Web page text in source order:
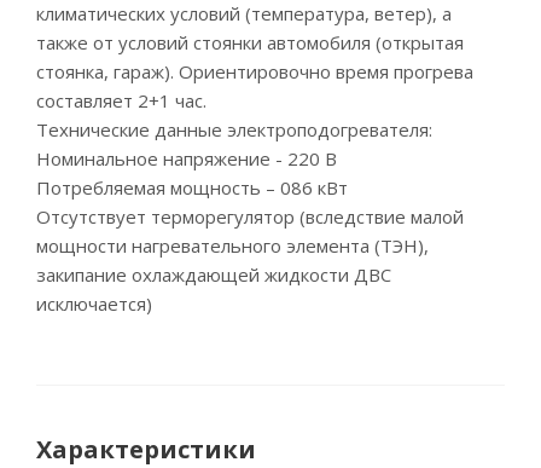
климатических условий (температура, ветер), а
также от условий стоянки автомобиля (открытая
стоянка, гараж). Ориентировочно время прогрева
составляет 2+1 час.
Технические данные электроподогревателя:
Номинальное напряжение - 220 В
Потребляемая мощность – 086 кВт
Отсутствует терморегулятор (вследствие малой
мощности нагревательного элемента (ТЭН),
закипание охлаждающей жидкости ДВС
исключается)
Характеристики